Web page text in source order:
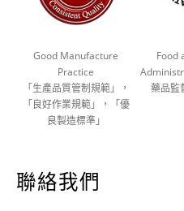
Good Manufacture
Practice
「生產品質管制規範」，
「良好作業規範」，「優
良製造標準」
Food
藥品監
聯絡我們